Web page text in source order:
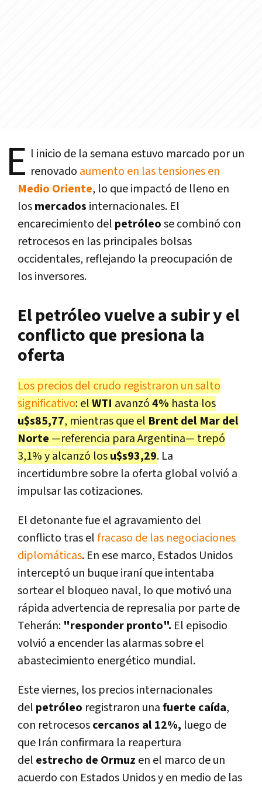
E l inicio de la semana estuvo marcado por un
renovado aumento en las tensiones en
Medio Oriente, lo que impactó de lleno en
losmercados internacionales. El
encarecimiento del petróleose combinó con
retrocesos en las principales bolsas
occidentales, reflejando la preocupación de
los inversores.
El petróleo vuelve a subir y el
conflicto que presiona la
oferta
Los precios del crudo registraron un salto
significativo: elWTI avanzó4% hasta los
u$s85,77, mientras que el Brent del Mar del
Norte —referencia para Argentina— trepó
3,1% y alcanzó losu$s93,29. La
incertidumbre sobre la oferta global volvió a
impulsar las cotizaciones.
El detonante fue el agravamiento del
conflicto tras elfracaso de las negociaciones
diplomáticas. En ese marco, Estados Unidos
interceptó un buque iraní que intentaba
sortear el bloqueo naval, lo que motivó una
rápida advertencia de represalia por parte de
Teherán: "responder pronto". El episodio
volvió a encender las alarmas sobre el
abastecimiento energético mundial.
Este viernes, los precios internacionales
del petróleo registraron unafuerte caída,
con retrocesoscercanos al 12%, luego de
que Irán confirmara la reapertura
del estrecho de Ormuz en el marco de un
acuerdo con Estados Unidos y en medio de las